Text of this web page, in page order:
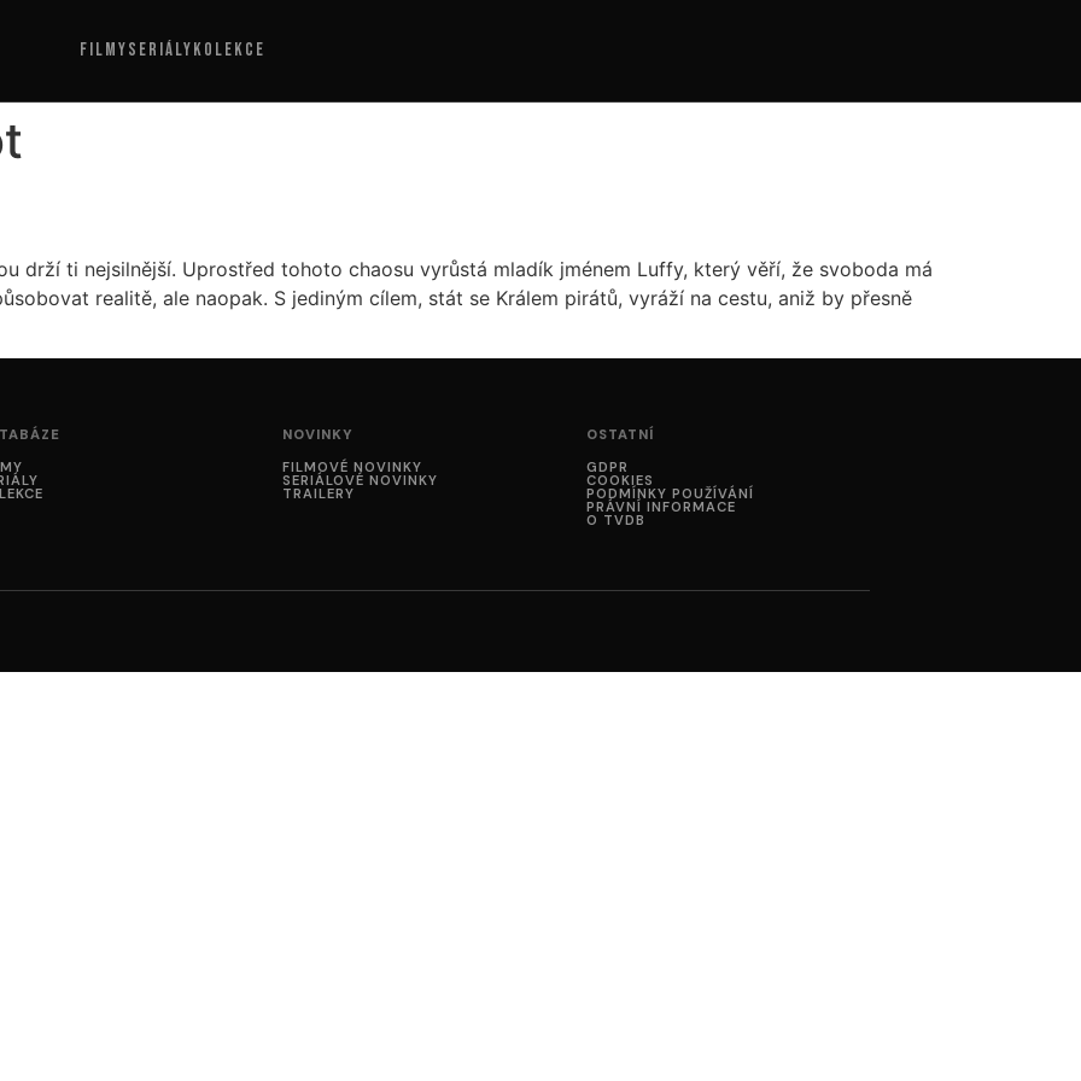
FILMYSERIÁLY KOLEKCE
drží ti nejsilnější. Uprostřed tohoto chaosu vyrůstá mladík jménem Luffy, který věří, že svoboda má
realitě, ale naopak. S jediným cílem, stát se Králem pirátů, vyráží na cestu, aniž by přesně
NOVINKY
FILMOVÉ NOVINKY
SERIÁLOVÉ NOVINKY
TRAILERY
OSTATNÍ
GDPR
COOKIES
PODMÍNKY POUŽÍVÁNÍ
PRÁVNÍ INFORMACE
O TVDB